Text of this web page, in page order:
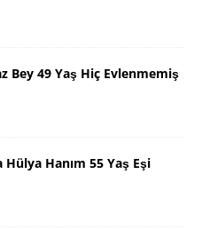
Bey 49 Yaş Hiç Evlenmemiş
Hanım 55 Yaş Eşi